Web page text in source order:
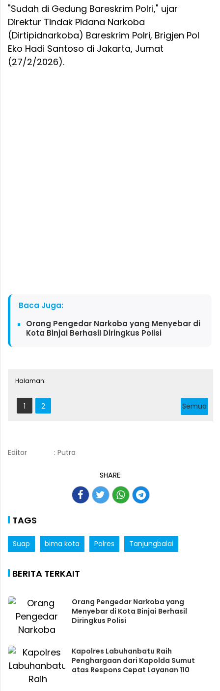
"Sudah di Gedung Bareskrim Polri," ujar
Direktur Tindak Pidana Narkoba
(Dirtipidnarkoba) Bareskrim Polri, Brigjen Pol
Eko Hadi Santoso di Jakarta, Jumat
(27/2/2026).
Baca Juga:
Orang Pengedar Narkoba yang Menyebar di
Kota Binjai Berhasil Diringkus Polisi
Halaman:
1 2 Semua
Editor : Putra
SHARE:
TAGS
Suap bima kota Polres Tanjungbalai
BERITA TERKAIT
Orang Pengedar Narkoba yang
Menyebar di Kota Binjai Berhasil
Diringkus Polisi
Kapolres Labuhanbatu Raih
Penghargaan dari Kapolda Sumut
atas Respons Cepat Layanan 110